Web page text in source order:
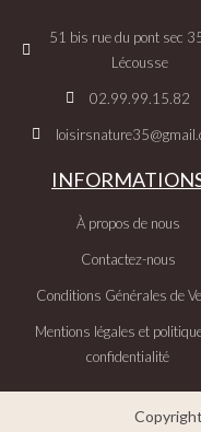
51 bis rue du pont sec
Lécousse
02.99.99.15.82
À propos de nous
Contactez-nous
Conditions Générales de
Mentions légales et
confidentialité